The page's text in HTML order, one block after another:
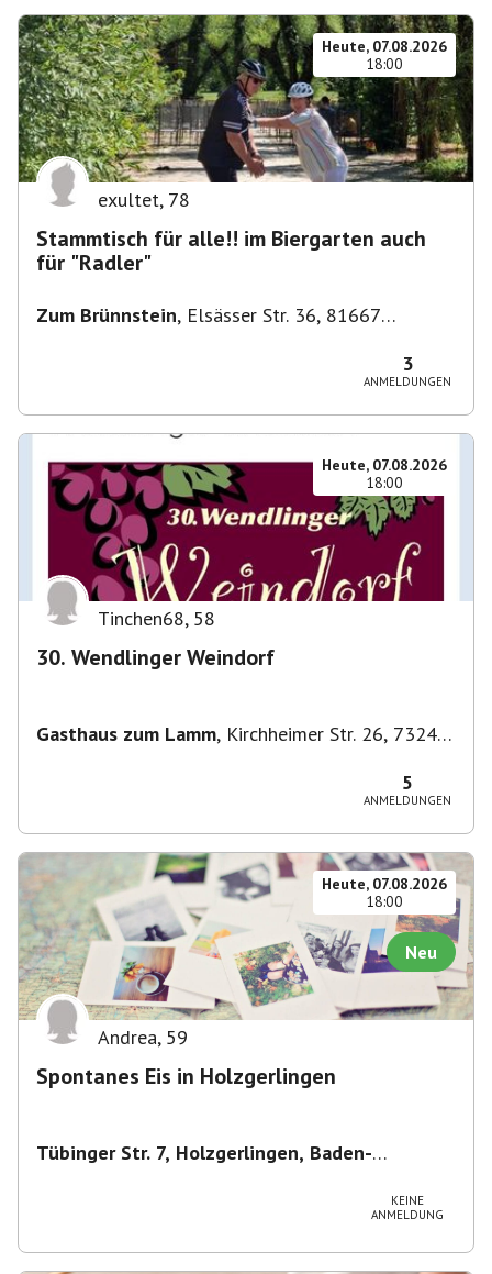
Heute, 07.08.2026
18:00
exultet, 78
Stammtisch für alle!! im Biergarten auch
für "Radler"
Zum Brünnstein, Elsässer Str. 36, 81667
3
ANMELDUNGEN
Heute, 07.08.2026
18:00
Tinchen68, 58
30. Wendlinger Weindorf
Gasthaus zum Lamm, Kirchheimer Str. 26, 73240
5
ANMELDUNGEN
Heute, 07.08.2026
18:00
Neu
Andrea, 59
Spontanes Eis in Holzgerlingen
Tübinger Str. 7, Holzgerlingen, Baden-
Holzgerlingen, Baden-Württemberg, Deutschland
KEINE
ANMELDUNG